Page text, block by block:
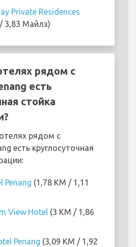
Private Residences
3,83 Майлз)
рядом с
есть
стойка
рядом с
есть круглосуточная
Penang (1,78 KM / 1,11
View Hotel (3 KM / 1,86
Penang (3,09 KM / 1,92